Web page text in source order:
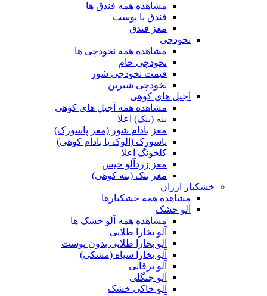
مشاهده همه فندق ها
فندق با پوست
مغز فندق
نخودچی
مشاهده همه نخودچی ها
نخودچی خام
قیمت نخودچی شور
نخودچی شیرین
آجیل های کوهی
مشاهده همه آجیل های کوهی
بنه (بنک) اعلا
مغز بادام شور (مغز پاسورک)
پاسورک (الوک یا بادام کوهی)
کلخونگ اعلا
مغز زردآلو خیس
مغز بنک (بنه کوهی)
خشکبار ارزان
مشاهده همه خشکبارها
آلو خشک
مشاهده همه آلو خشک ها
آلو بخارا طلایی
آلو بخارا طلایی بدون پوست
آلو بخارا سیاه (مشکی)
آلو برقانی
آلو جنگلی
آلو خاکی خشک